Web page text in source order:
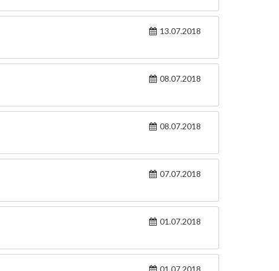
13.07.2018
08.07.2018
08.07.2018
07.07.2018
01.07.2018
01.07.2018